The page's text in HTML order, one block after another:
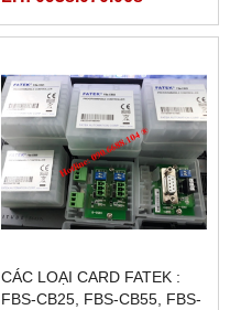
CÁC LOẠI CARD FATEK :
FBS-CB25, FBS-CB55, FBS-